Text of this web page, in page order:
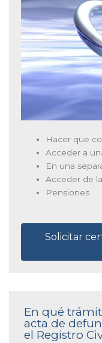
Hacer que
Acceder a
En una
Acceder de
Pensiones
Solicitar
En qué
acta de
el Registro